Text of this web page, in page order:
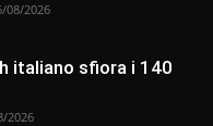
08/2026
italiano sfiora i 140
2026